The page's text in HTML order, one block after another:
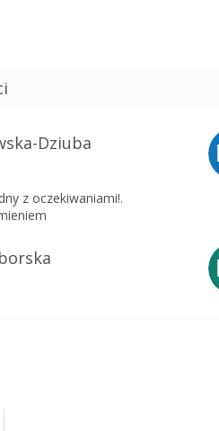
Dziuba
na 5 gwiazdek.
z oczekiwaniami!.
na 5 gwiazdek.